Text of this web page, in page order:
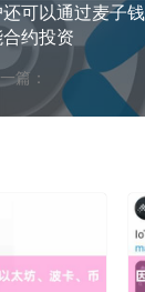
篇：
还可以通过麦子
约投资